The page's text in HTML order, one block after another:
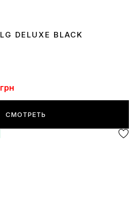
45 DELUXE BLACK
грн
СМОТРЕТЬ